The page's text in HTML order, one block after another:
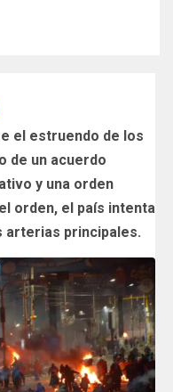
el estruendo de los
de un acuerdo
y una orden
orden, el país intenta
arterias principales.